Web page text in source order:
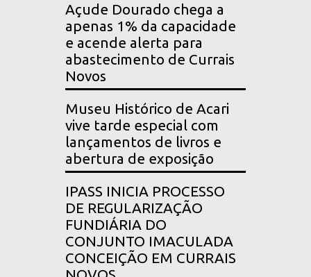
Açude Dourado chega a
apenas 1% da capacidade
e acende alerta para
abastecimento de Currais
Novos
Museu Histórico de Acari
vive tarde especial com
lançamentos de livros e
abertura de exposição
IPASS INICIA PROCESSO
DE REGULARIZAÇÃO
FUNDIÁRIA DO
CONJUNTO IMACULADA
CONCEIÇÃO EM CURRAIS